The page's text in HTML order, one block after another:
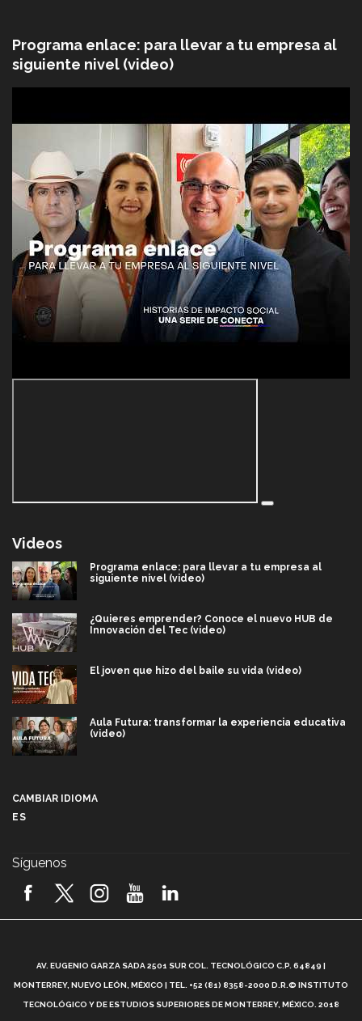
Programa enlace: para llevar a tu empresa al
siguiente nivel (video)
Videos
Programa enlace: para llevar a tu empresa al
siguiente nivel (video)
¿Quieres emprender? Conoce el nuevo HUB de
Innovación del Tec (video)
El joven que hizo del baile su vida (video)
Aula Futura: transformar la experiencia educativa
(video)
2026! (video)
¿Cómo es el Modelo Educativo Tec? (video)
CAMBIAR IDIOMA
ES
Síguenos
AV. EUGENIO GARZA SADA 2501 SUR COL. TECNOLÓGICO C.P. 64849 |
MONTERREY, NUEVO LEÓN, MÉXICO | TEL. +52 (81) 8358-2000 D.R.© INSTITUTO
TECNOLÓGICO Y DE ESTUDIOS SUPERIORES DE MONTERREY, MÉXICO. 2018